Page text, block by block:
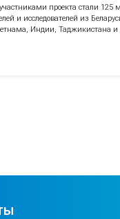
проекта стали 125
и исследователей из
Индии, Таджикистана и